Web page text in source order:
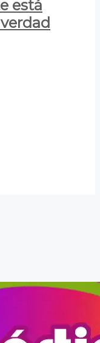
está